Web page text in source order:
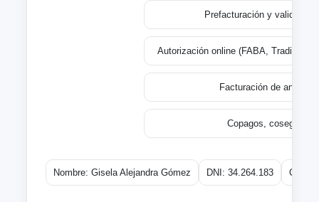
Prefacturación y validación
Autorización online (FABA, Traditum,
Facturación de análisis
Copagos, coseguros
Nombre: Gisela Alejandra Gómez DNI: 34.264.183 Curso: